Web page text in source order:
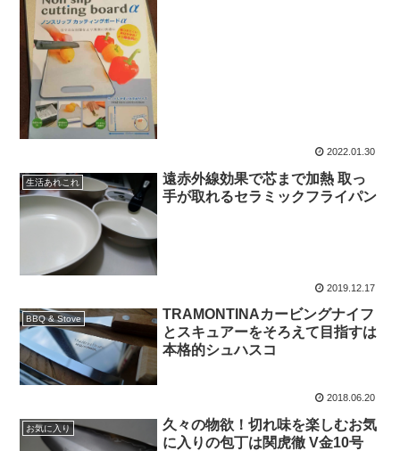
2022.01.30
生活あれこれ
遠赤外線効果で芯まで加熱 取っ
手が取れるセラミックフライパン
2019.12.17
BBQ & Stove
TRAMONTINAカービングナイフ
とスキュアーをそろえて目指すは
本格的シュハスコ
2018.06.20
お気に入り
久々の物欲！切れ味を楽しむお気
に入りの包丁は関虎徹 V金10号